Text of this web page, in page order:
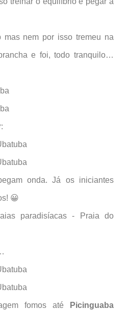
nem por isso tremeu na
e foi, todo tranquilo…
onda. Já os iniciantes
😀
fomos até Picinguaba